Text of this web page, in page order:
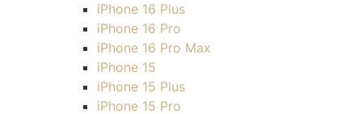
iPhone 16 Plus
iPhone 16 Pro
iPhone 16 Pro Max
iPhone 15
iPhone 15 Plus
iPhone 15 Pro